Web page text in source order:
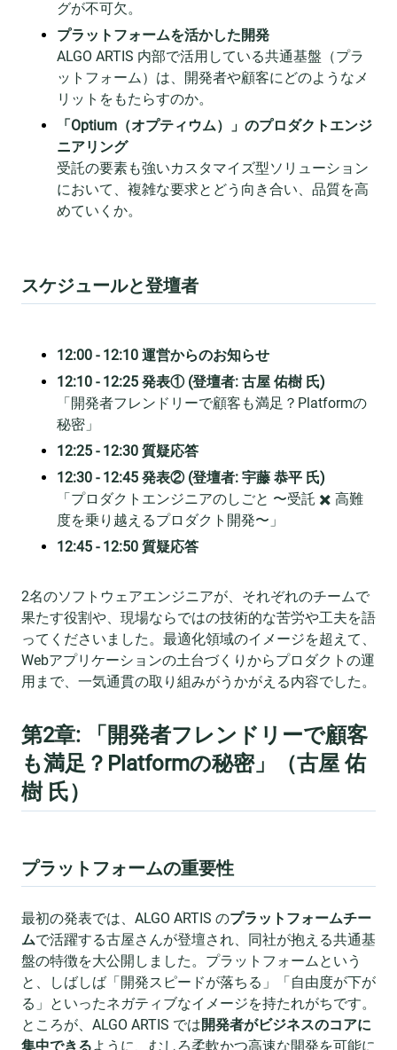
グが不可欠。
プラットフォームを活かした開発
ALGO ARTIS 内部で活用している共通基盤（プラ
ットフォーム）は、開発者や顧客にどのようなメ
リットをもたらすのか。
「Optium（オプティウム）」のプロダクトエンジ
ニアリング
受託の要素も強いカスタマイズ型ソリューション
において、複雑な要求とどう向き合い、品質を高
めていくか。
スケジュールと登壇者
12:00 - 12:10 運営からのお知らせ
12:10 - 12:25 発表① (登壇者: 古屋 佑樹 氏)
「開発者フレンドリーで顧客も満足？Platformの
秘密」
12:25 - 12:30 質疑応答
12:30 - 12:45 発表② (登壇者: 宇藤 恭平 氏)
「プロダクトエンジニアのしごと 〜受託 ✖️ 高難
度を乗り越えるプロダクト開発〜」
12:45 - 12:50 質疑応答
2名のソフトウェアエンジニアが、それぞれのチームで
果たす役割や、現場ならではの技術的な苦労や工夫を語
ってくださいました。最適化領域のイメージを超えて、
Webアプリケーションの土台づくりからプロダクトの運
用まで、一気通貫の取り組みがうかがえる内容でした。
第2章: 「開発者フレンドリーで顧客
も満足？Platformの秘密」（古屋 佑
樹 氏）
プラットフォームの重要性
最初の発表では、ALGO ARTIS のプラットフォームチー
ムで活躍する古屋さんが登壇され、同社が抱える共通基
盤の特徴を大公開しました。プラットフォームという
と、しばしば「開発スピードが落ちる」「自由度が下が
る」といったネガティブなイメージを持たれがちです。
ところが、ALGO ARTIS では開発者がビジネスのコアに
集中できるように、むしろ柔軟かつ高速な開発を可能に